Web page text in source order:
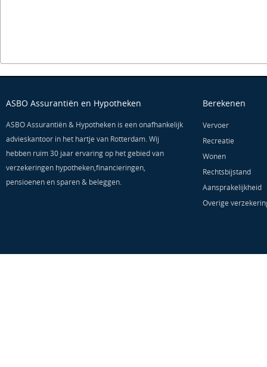
ASBO Assurantiën en Hypotheken
ASBO Assurantiën & Hypotheken is een onafhankelijk
advieskantoor in het hartje van Rotterdam. Wij
hebben ruim 30 jaar ervaring op het gebied van
verzekeringen hypotheken,financieringen,
pensioenen en sparen & beleggen.
Berekenen
Vervoer
Recreatie
Wonen
Rechtsbijstand
Aansprakelijkheid
Overige